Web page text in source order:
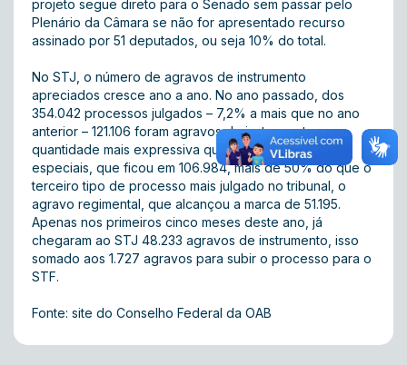
projeto segue direto para o Senado sem passar pelo
Plenário da Câmara se não for apresentado recurso
assinado por 51 deputados, ou seja 10% do total.
No STJ, o número de agravos de instrumento
apreciados cresce ano a ano. No ano passado, dos
354.042 processos julgados – 7,2% a mais que no ano
anterior – 121.106 foram agravos de instrumento,
quantidade mais expressiva que a de recursos
especiais, que ficou em 106.984, mais de 50% do que o
terceiro tipo de processo mais julgado no tribunal, o
agravo regimental, que alcançou a marca de 51.195.
Apenas nos primeiros cinco meses deste ano, já
chegaram ao STJ 48.233 agravos de instrumento, isso
somado aos 1.727 agravos para subir o processo para o
STF.
Fonte: site do Conselho Federal da OAB